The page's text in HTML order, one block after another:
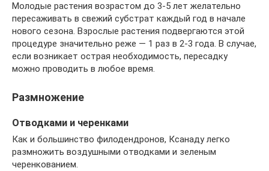
Молодые растения возрастом до 3-5 лет желательно
пересаживать в свежий субстрат каждый год в начале
нового сезона. Взрослые растения подвергаются этой
процедуре значительно реже — 1 раз в 2-3 года. В случае,
если возникает острая необходимость, пересадку
можно проводить в любое время.
Размножение
Отводками и черенками
Как и большинство филодендронов, Ксанаду легко
размножить воздушными отводками и зеленым
черенкованием.